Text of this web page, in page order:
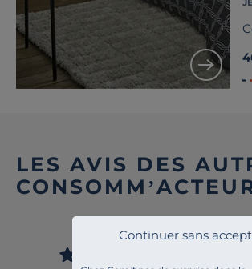
Continuer sans
LES AVIS DES
5/5
Avis
Très